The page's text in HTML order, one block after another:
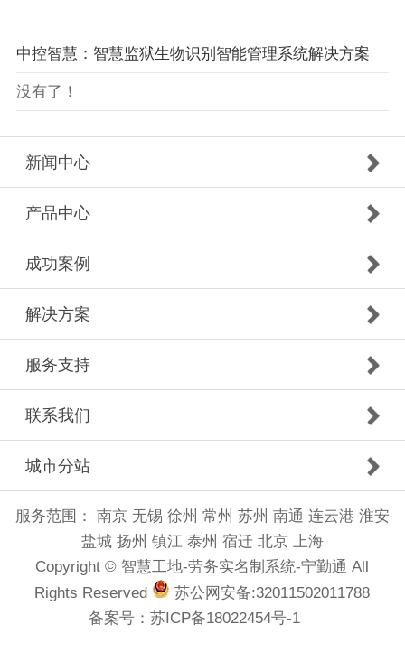
中控智慧：智慧监狱生物识别智能管理系统解决方案
没有了！
新闻中心
产品中心
成功案例
解决方案
服务支持
联系我们
城市分站
服务范围： 南京 无锡 徐州 常州 苏州 南通 连云港 淮安
盐城 扬州 镇江 泰州 宿迁 北京 上海
Copyright © 智慧工地-劳务实名制系统-宁勤通 All
Rights Reserved
苏公网安备:32011502011788
备案号：苏ICP备18022454号-1